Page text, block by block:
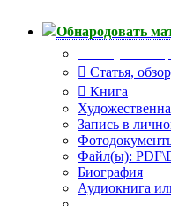
Обнародовать
Статья,
Книга
Запись в
Файл(ы):
Биография
Аудиокнига